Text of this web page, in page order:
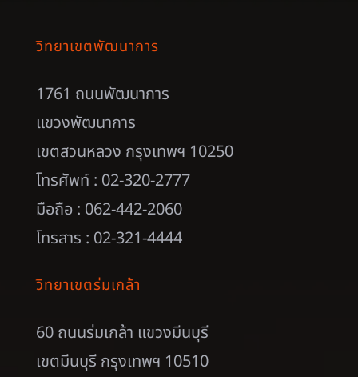
วิทยาเขตพัฒนาการ
1761 ถนนพัฒนาการ
แขวงพัฒนาการ
เขตสวนหลวง กรุงเทพฯ 10250
โทรศัพท์ : 02-320-2777
มือถือ : 062-442-2060
โทรสาร : 02-321-4444
วิทยาเขตร่มเกล้า
60 ถนนร่มเกล้า แขวงมีนบุรี
เขตมีนบุรี กรุงเทพฯ 10510